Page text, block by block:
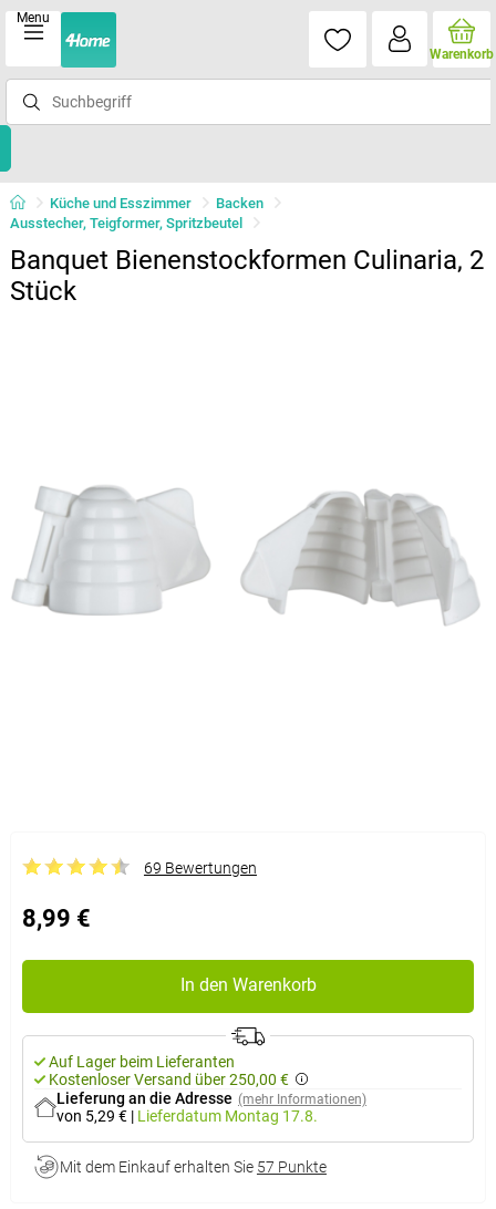
Menu
Warenkorb
Küche und Esszimmer
Backen
Ausstecher, Teigformer, Spritzbeutel
Banquet Bienenstockformen Culinaria, 2
Stück
69 Bewertungen
8,99 €
In den Warenkorb
Auf Lager beim Lieferanten
Kostenloser Versand über 250,00 €
Lieferung an die Adresse (mehr Informationen)
von 5,29 € | Lieferdatum Montag 17.8.
Mit dem Einkauf erhalten Sie 57 Punkte